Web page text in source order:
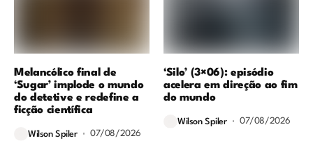
Melancólico final de
‘Sugar’ implode o mundo
do detetive e redefine a
ficção científica
Wilson Spiler 07/08/2026
‘Silo’ (3×06): episódio
acelera em direção ao fim
do mundo
Wilson Spiler 07/08/2026